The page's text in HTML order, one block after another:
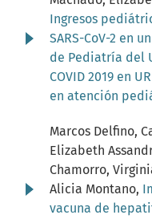
Ingresos
SARS-CoV-2 en
de Pediatría del
COVID 2019 en
en atención
Marcos Delfino,
Elizabeth
Chamorro,
Alicia Montano,
vacuna de